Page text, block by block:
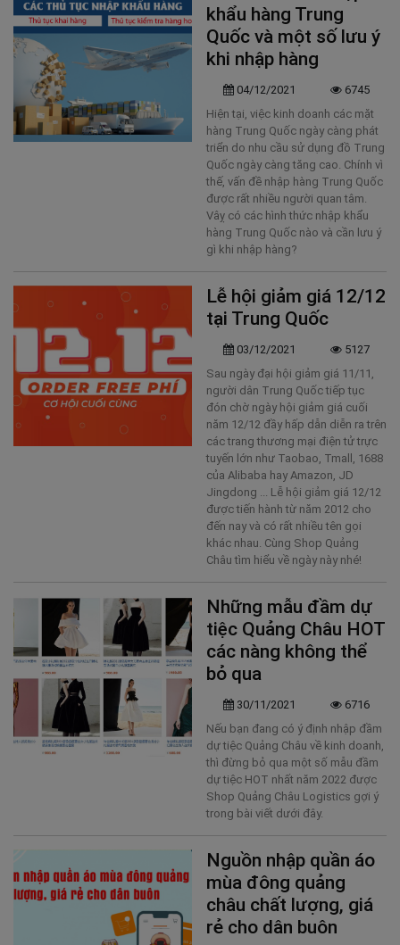
khẩu hàng Trung
Quốc và một số lưu ý
khi nhập hàng
04/12/2021
6745
Hiện tại, việc kinh doanh các mặt
hàng Trung Quốc ngày càng phát
triển do nhu cầu sử dụng đồ Trung
Quốc ngày càng tăng cao. Chính vì
thế, vấn đề nhập hàng Trung Quốc
được rất nhiều người quan tâm.
Vâỵ có các hình thức nhập khẩu
hàng Trung Quốc nào và cần lưu ý
gì khi nhập hàng?
Lễ hội giảm giá 12/12
tại Trung Quốc
03/12/2021
5127
Sau ngày đại hội giảm giá 11/11,
người dân Trung Quốc tiếp tục
đón chờ ngày hội giảm giá cuối
năm 12/12 đầy hấp dẫn diễn ra trên
các trang thương mại điện tử trực
tuyến lớn như Taobao, Tmall, 1688
của Alibaba hay Amazon, JD
Jingdong ... Lễ hội giảm giá 12/12
được tiến hành từ năm 2012 cho
đến nay và có rất nhiều tên gọi
khác nhau. Cùng Shop Quảng
Châu tìm hiểu về ngày này nhé!
Những mẫu đầm dự
tiệc Quảng Châu HOT
các nàng không thể
bỏ qua
30/11/2021
6716
Nếu bạn đang có ý định nhập đầm
dự tiệc Quảng Châu về kinh doanh,
thì đừng bỏ qua một số mẫu đầm
dự tiệc HOT nhất năm 2022 được
Shop Quảng Châu Logistics gợi ý
trong bài viết dưới đây.
Nguồn nhập quần áo
mùa đông quảng
châu chất lượng, giá
rẻ cho dân buôn